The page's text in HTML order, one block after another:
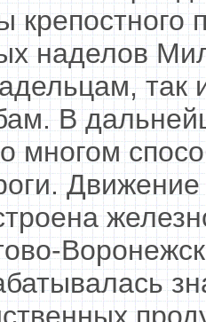
крепостного
наделов
так
В
многом